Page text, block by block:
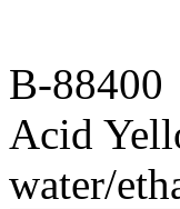
B-88400
Acid
water/